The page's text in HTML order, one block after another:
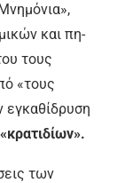
και πη­
τους
«τους
εγκαθί­δρυση
των